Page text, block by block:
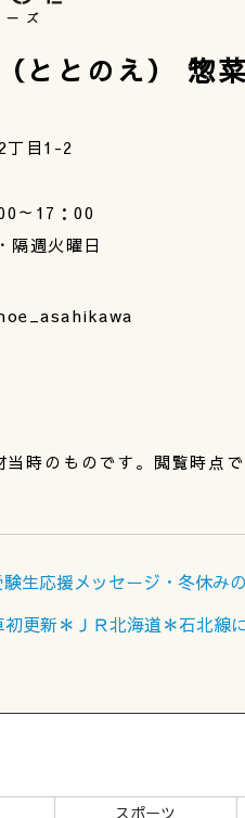
ととのえ） 惣
丁目1-2
～17：00
隔週火曜日
時のものです。閲覧時点
験生応援メッセージ・冬休み
初更新＊ＪＲ北海道＊石北線
スポーツ